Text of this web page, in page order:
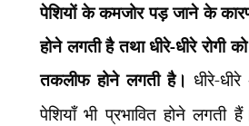
पेशियों के कमजोर पड़ जाने के
होने लगती है तथा धीरे-धीरे रोगी
तकलीफ होने लगती है। धीरे-
पेशियाँ भी प्रभावित होने लगती